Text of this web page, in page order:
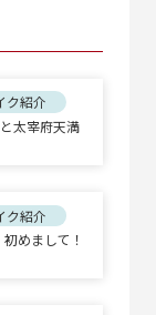
ク紹介
太宰府天満
ク紹介
めまして！